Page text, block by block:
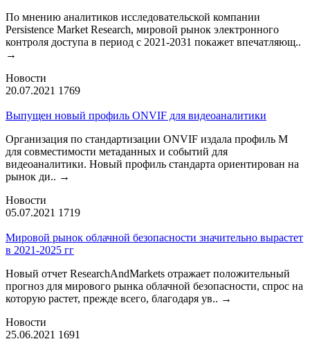
По мнению аналитиков исследовательской компании
Persistence Market Research, мировой рынок электронного
контроля доступа в период с 2021-2031 покажет впечатляющ..
→
Новости
20.07.2021 1769
Выпущен новый профиль ONVIF для видеоаналитики
Организация по стандартизации ONVIF издала профиль М
для совместимости метаданных и событий для
видеоаналитики. Новый профиль стандарта ориентирован на
рынок ди.. →
Новости
05.07.2021 1719
Мировой рынок облачной безопасности значительно вырастет
в 2021-2025 гг
Новый отчет ResearchAndMarkets отражает положительный
прогноз для мирового рынка облачной безопасности, спрос на
которую растет, прежде всего, благодаря ув.. →
Новости
25.06.2021 1691